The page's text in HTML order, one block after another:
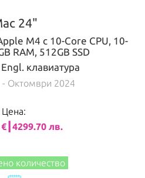
24"
M4 с 10-Core CPU, 10-
RAM, 512GB SSD
клавиатура
- Октомври 2024
Цена:
лв.
количество